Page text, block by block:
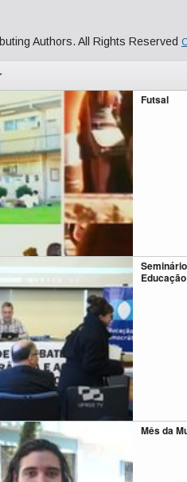
Authors. All Rights Reserved
Futsal
Educação
Mês da